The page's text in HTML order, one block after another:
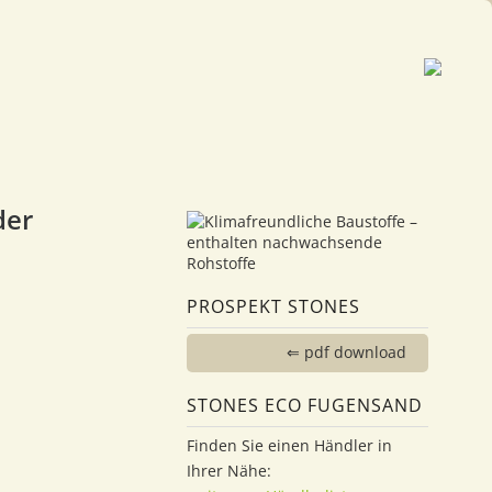
PROSPEKT STONES
⇐ pdf download
STONES ECO FUGENSAND
Finden Sie einen Händler in
Ihrer Nähe: